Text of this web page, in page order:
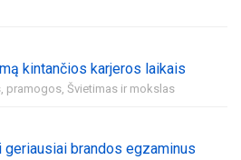
kintančios karjeros laikais
pramogos, Švietimas ir mokslas
brandos egzaminus